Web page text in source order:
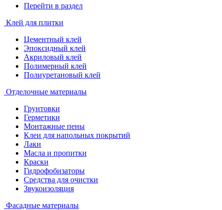
Перейти в раздел
Клей для плитки
Цементный клей
Эпоксидный клей
Акриловый клей
Полимерный клей
Полиуретановый клей
Отделочные материалы
Грунтовки
Герметики
Монтажные пены
Клеи для напольных покрытий
Лаки
Масла и пропитки
Краски
Гидрофобизаторы
Средства для очистки
Звукоизоляция
Фасадные материалы